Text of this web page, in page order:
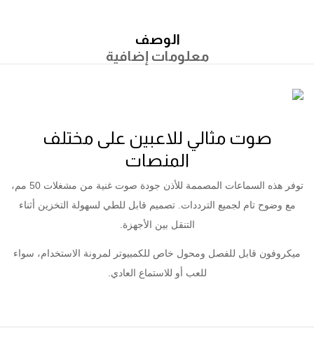
الوصف
معلومات إضافية
صوت مثالي للاعبين على مختلف
المنصات
توفر هذه السماعات المصممة للأذن جودة صوت غنية من مشغلات 50 مم،
مع وضوح تام لجميع الترددات. تصميم قابل للطي لسهولة التخزين أثناء
التنقل بين الأجهزة.
ميكروفون قابل للفصل ومحول خاص للكمبيوتر لمرونة الاستخدام، سواء
للعب أو للاستماع العادي.